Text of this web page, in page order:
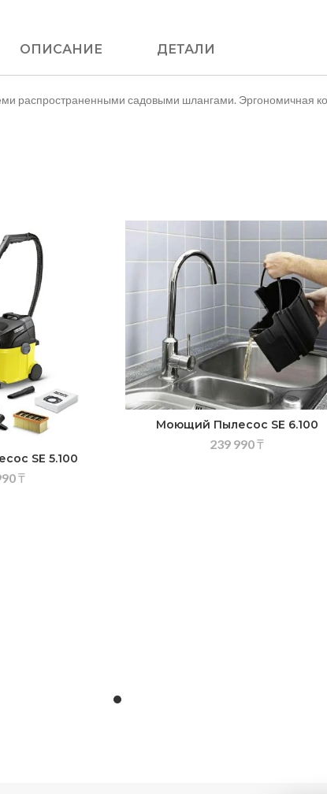
ОПИСАНИЕ ДЕТАЛИ
распространенными садовыми шлангами. Эргономичная
SE 5.100
₸
Моющий Пылесос SE 6.100
239 990₸